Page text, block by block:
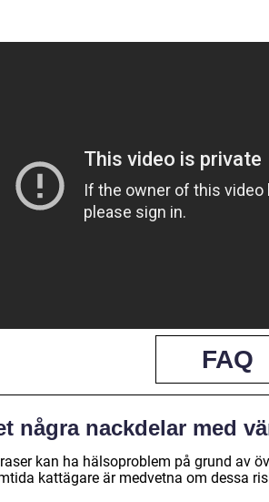
FAQ
några nackdelar med
kan ha hälsoproblem på grund av
kattägare är medvetna om dessa